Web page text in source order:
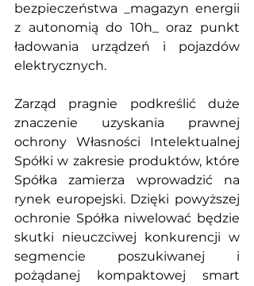
bezpieczeństwa _magazyn energii
z autonomią do 10h_ oraz punkt
ładowania urządzeń i pojazdów
elektrycznych.
Zarząd pragnie podkreślić duże
znaczenie uzyskania prawnej
ochrony Własności Intelektualnej
Spółki w zakresie produktów, które
Spółka zamierza wprowadzić na
rynek europejski. Dzięki powyższej
ochronie Spółka niwelować będzie
skutki nieuczciwej konkurencji w
segmencie poszukiwanej i
pożądanej kompaktowej smart